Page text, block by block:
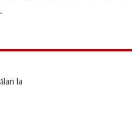
la